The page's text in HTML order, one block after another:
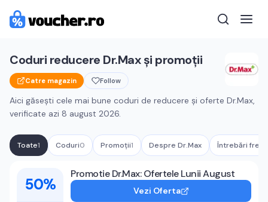
Coduri reducere Dr.Maxși promoții
Catre magazin Follow
Aici găsești cele mai bune coduri de reducere și oferte Dr.Max,
verificate azi 8 august 2026.
Toate1 Coduri0 Promoții1 Despre Dr.Max Întrebări
Cupoane activeDr.Max
50%
Promotie Dr.Max: Ofertele Lunii August
Vezi Oferta